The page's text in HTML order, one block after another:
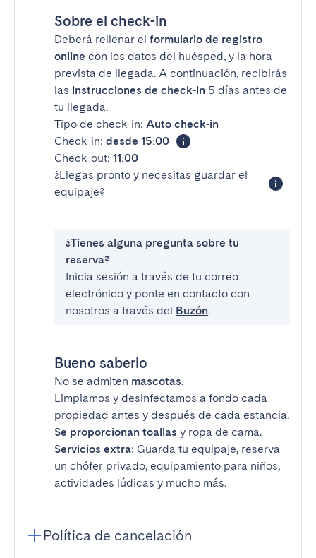
Sobre el check-in
Deberá rellenar el formulario de registro
online con los datos del huésped, y la hora
prevista de llegada. A continuación, recibirás
las instrucciones de check-in 5 días antes de
tu llegada.
Tipo de check-in: Auto check-in
Check-in: desde 15:00
Check-out: 11:00
¿Llegas pronto y necesitas guardar el
equipaje?
¿Tienes alguna pregunta sobre tu
reserva?
Inicia sesión a través de tu correo
electrónico y ponte en contacto con
nosotros a través del Buzón.
Bueno saberlo
No se admiten mascotas.
Limpiamos y desinfectamos a fondo cada
propiedad antes y después de cada estancia.
Se proporcionan toallas y ropa de cama.
Servicios extra: Guarda tu equipaje, reserva
un chófer privado, equipamiento para niños,
actividades lúdicas y mucho más.
Política de cancelación